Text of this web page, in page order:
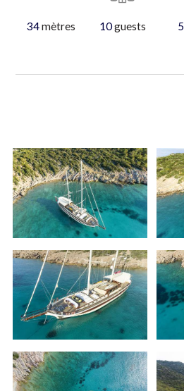
34mètres 10guests 5